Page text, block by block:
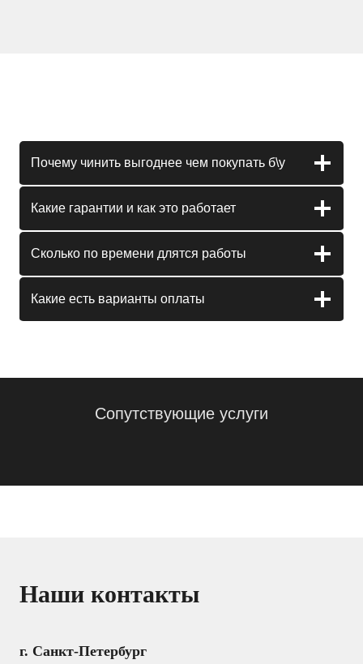
Почему чинить выгоднее чем покупать б\у
Какие гарантии и как это работает
Сколько по времени длятся работы
Какие есть варианты оплаты
Сопутствующие услуги
Наши контакты
г. Санкт-Петербург